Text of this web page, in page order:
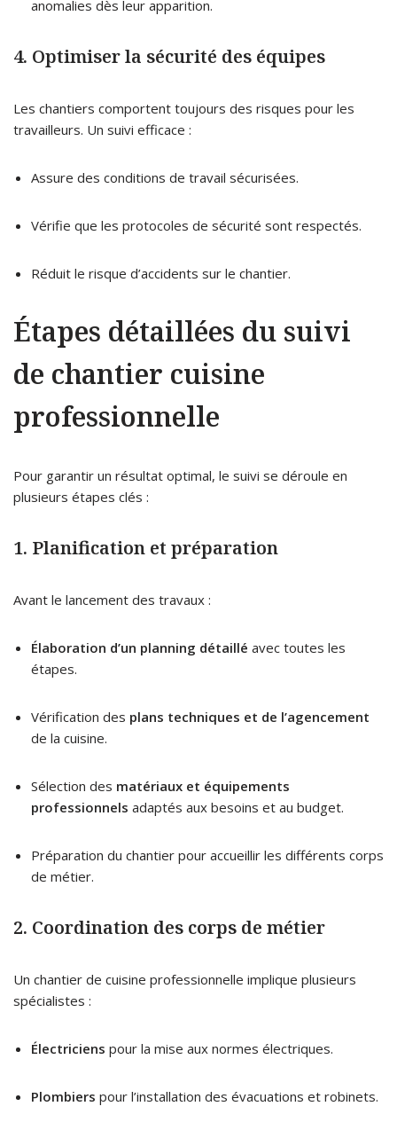
anomalies dès leur apparition.
4. Optimiser la sécurité des équipes
Les chantiers comportent toujours des risques pour les
travailleurs. Un suivi efficace :
Assure des conditions de travail sécurisées.
Vérifie que les protocoles de sécurité sont respectés.
Réduit le risque d’accidents sur le chantier.
Étapes détaillées du suivi
de chantier cuisine
professionnelle
Pour garantir un résultat optimal, le suivi se déroule en
plusieurs étapes clés :
1. Planification et préparation
Avant le lancement des travaux :
Élaboration d’un planning détaillé avec toutes les
étapes.
Vérification des plans techniques et de l’agencement
de la cuisine.
Sélection des matériaux et équipements
professionnels adaptés aux besoins et au budget.
Préparation du chantier pour accueillir les différents corps
de métier.
2. Coordination des corps de métier
Un chantier de cuisine professionnelle implique plusieurs
spécialistes :
Électriciens pour la mise aux normes électriques.
Plombiers pour l’installation des évacuations et robinets.